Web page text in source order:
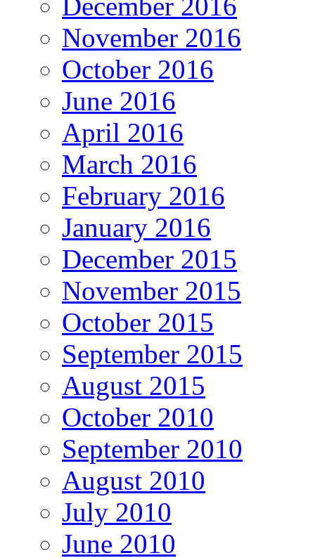
November 2016
October 2016
June 2016
April 2016
March 2016
February 2016
January 2016
December 2015
November 2015
October 2015
September 2015
August 2015
October 2010
September 2010
August 2010
July 2010
June 2010